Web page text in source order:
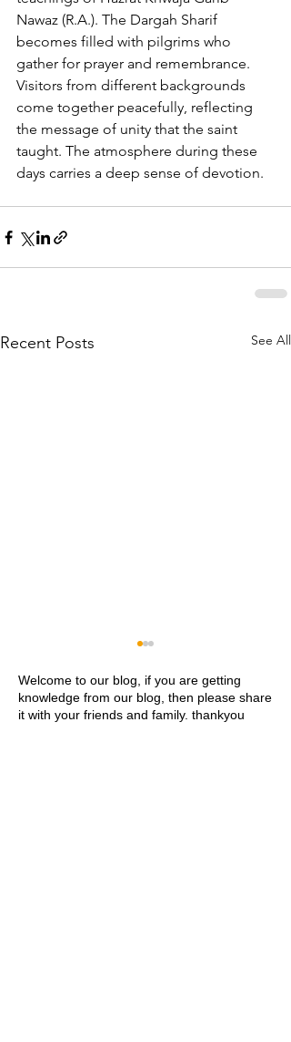
Nawaz (R.A.). The Dargah Sharif
becomes filled with pilgrims who
gather for prayer and remembrance.
Visitors from different backgrounds
come together peacefully, reflecting
the message of unity that the saint
taught. The atmosphere during these
days carries a deep sense of devotion.
Recent Posts See All
Welcome to our blog, if you are getting
knowledge from our blog, then please share
it with your friends and family. thankyou